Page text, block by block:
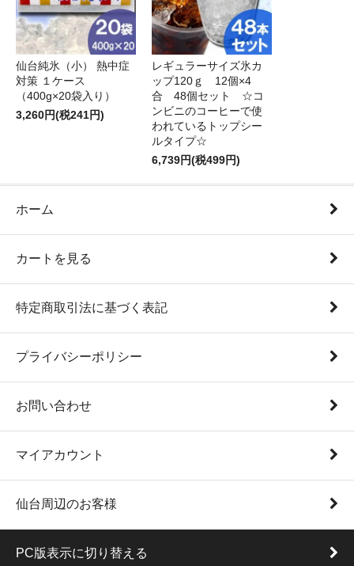
仙台純氷（小） 熱中症
対策 １ケース
（400g×20袋入り）
3,260円(税241円)
レギュラーサイズ氷カ
ップ120ｇ 12個×4
合 48個セット ☆コ
ンビニのコーヒーで使
われているトップシー
ルタイプ☆
6,739円(税499円)
ホーム
カートを見る
特定商取引法に基づく表記
プライバシーポリシー
お問い合わせ
マイアカウント
仙台周辺のお客様
PC版表示に切り替える